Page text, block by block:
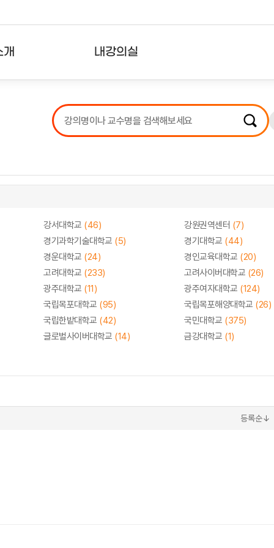
내강의실
강의리스트
수강확인증강의
강서대학교 (46) 강원권역센터 (7)
경기과학기술대학교 (5) 경기대학교 (44)
경운대학교 (24) 경인교육대학교 (20)
고려대학교 (233) 고려사이버대학교 (26)
광주대학교 (11) 광주여자대학교 (124)
국립목포대학교 (95) 국립목포해양대학교 (26)
국립한밭대학교 (42) 국민대학교 (375)
글로벌사이버대학교 (14) 금강대학교 (1)
등록순↓